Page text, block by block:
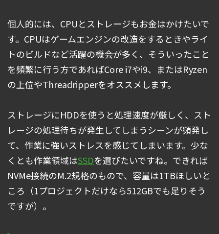
個人的には、CPUとストレージもお金はかけたいで
す。CPUはゲームエンジンの改造をするときやライ
トのビルドなど活躍の機会が多く、そういったこと
を頻繁に行う方であればCore i7やi9、またはRyzen
の上位やThreadripperをオススメします。
ストレージにHDDを使うと処理速度が厳しく、スト
レージの処理待ちが発生してしまうシーンが頻発し
て、作業に強いストレスを感じてしまいます。少な
くとも作業領域はSSDを選びたいですね。できれば
NVMe接続のM.2規格のもので、容量は1TBほしいと
ころ（1プロジェクトだけなら512GBでも足りそう
ですが）。